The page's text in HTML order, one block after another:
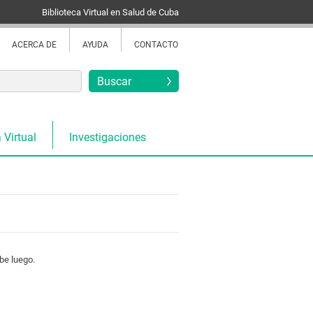
Biblioteca Virtual en Salud de Cuba
ACERCA DE AYUDA CONTACTO
Virtual Investigaciones
luego.